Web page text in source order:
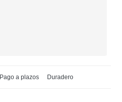
Pago a plazos Duradero